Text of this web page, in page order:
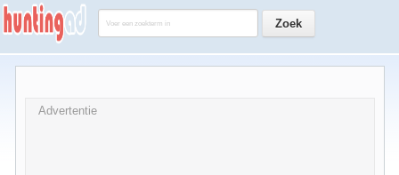
Advertentie